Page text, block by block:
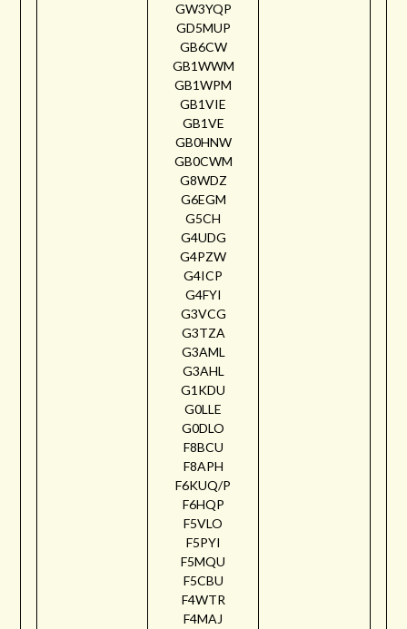
GW3YQP
GD5MUP
GB6CW
GB1WWM
GB1WPM
GB1VIE
GB1VE
GB0HNW
GB0CWM
G8WDZ
G6EGM
G5CH
G4UDG
G4PZW
G4ICP
G4FYI
G3VCG
G3TZA
G3AML
G3AHL
G1KDU
G0LLE
G0DLO
F8BCU
F8APH
F6KUQ/P
F6HQP
F5VLO
F5PYI
F5MQU
F5CBU
F4WTR
F4MAJ